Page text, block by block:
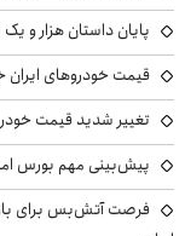
پایان داستان هزار و
قیمت خودروهای ایران خودرو
تغییر شدید قیمت خودروهای
پیش‌بینی مهم بورس امروز
فرصت آتش‌بس برای